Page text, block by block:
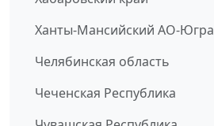
Ханты-Мансийский АО-Югра
Челябинская область
Чеченская Республика